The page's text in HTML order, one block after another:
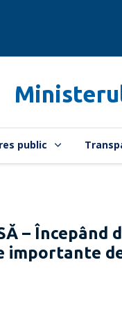
public
–